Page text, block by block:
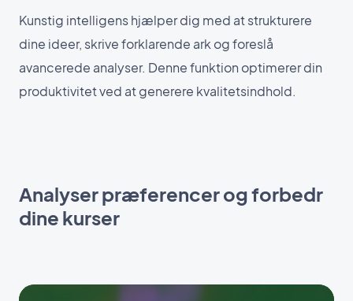
Kunstig intelligens hjælper dig med at strukturere
dine ideer, skrive forklarende ark og foreslå
avancerede analyser. Denne funktion optimerer din
produktivitet ved at generere kvalitetsindhold.
Analyser præferencer og forbedr
dine kurser